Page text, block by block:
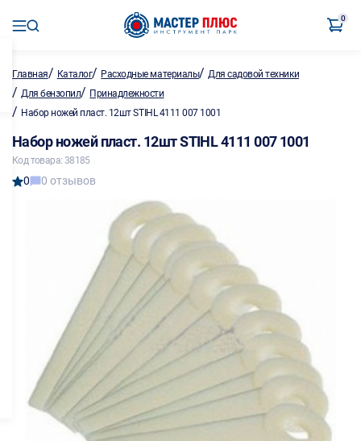
0
Главная/ Каталог/ Расходные материалы/Для садовой техники
/ Для бензопил/ Принадлежности
/ Набор ножей пласт. 12шт STIHL 4111 007 1001
Набор ножей пласт. 12шт STIHL 4111 007 1001
Код товара: 38185
0 0 отзывов